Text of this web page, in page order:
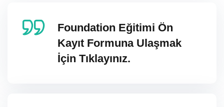
Foundation Eğitimi Ön
Kayıt Formuna Ulaşmak
İçin Tıklayınız.